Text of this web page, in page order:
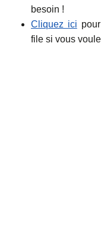
besoin !
Cliquez ici
file si vous